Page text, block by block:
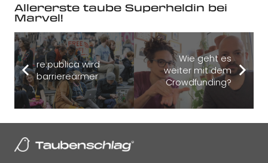
Allererste taube Superheldin bei
Marvel!
re:publica wird
barriereärmer
Wie geht es
weiter mit dem
Crowdfunding?